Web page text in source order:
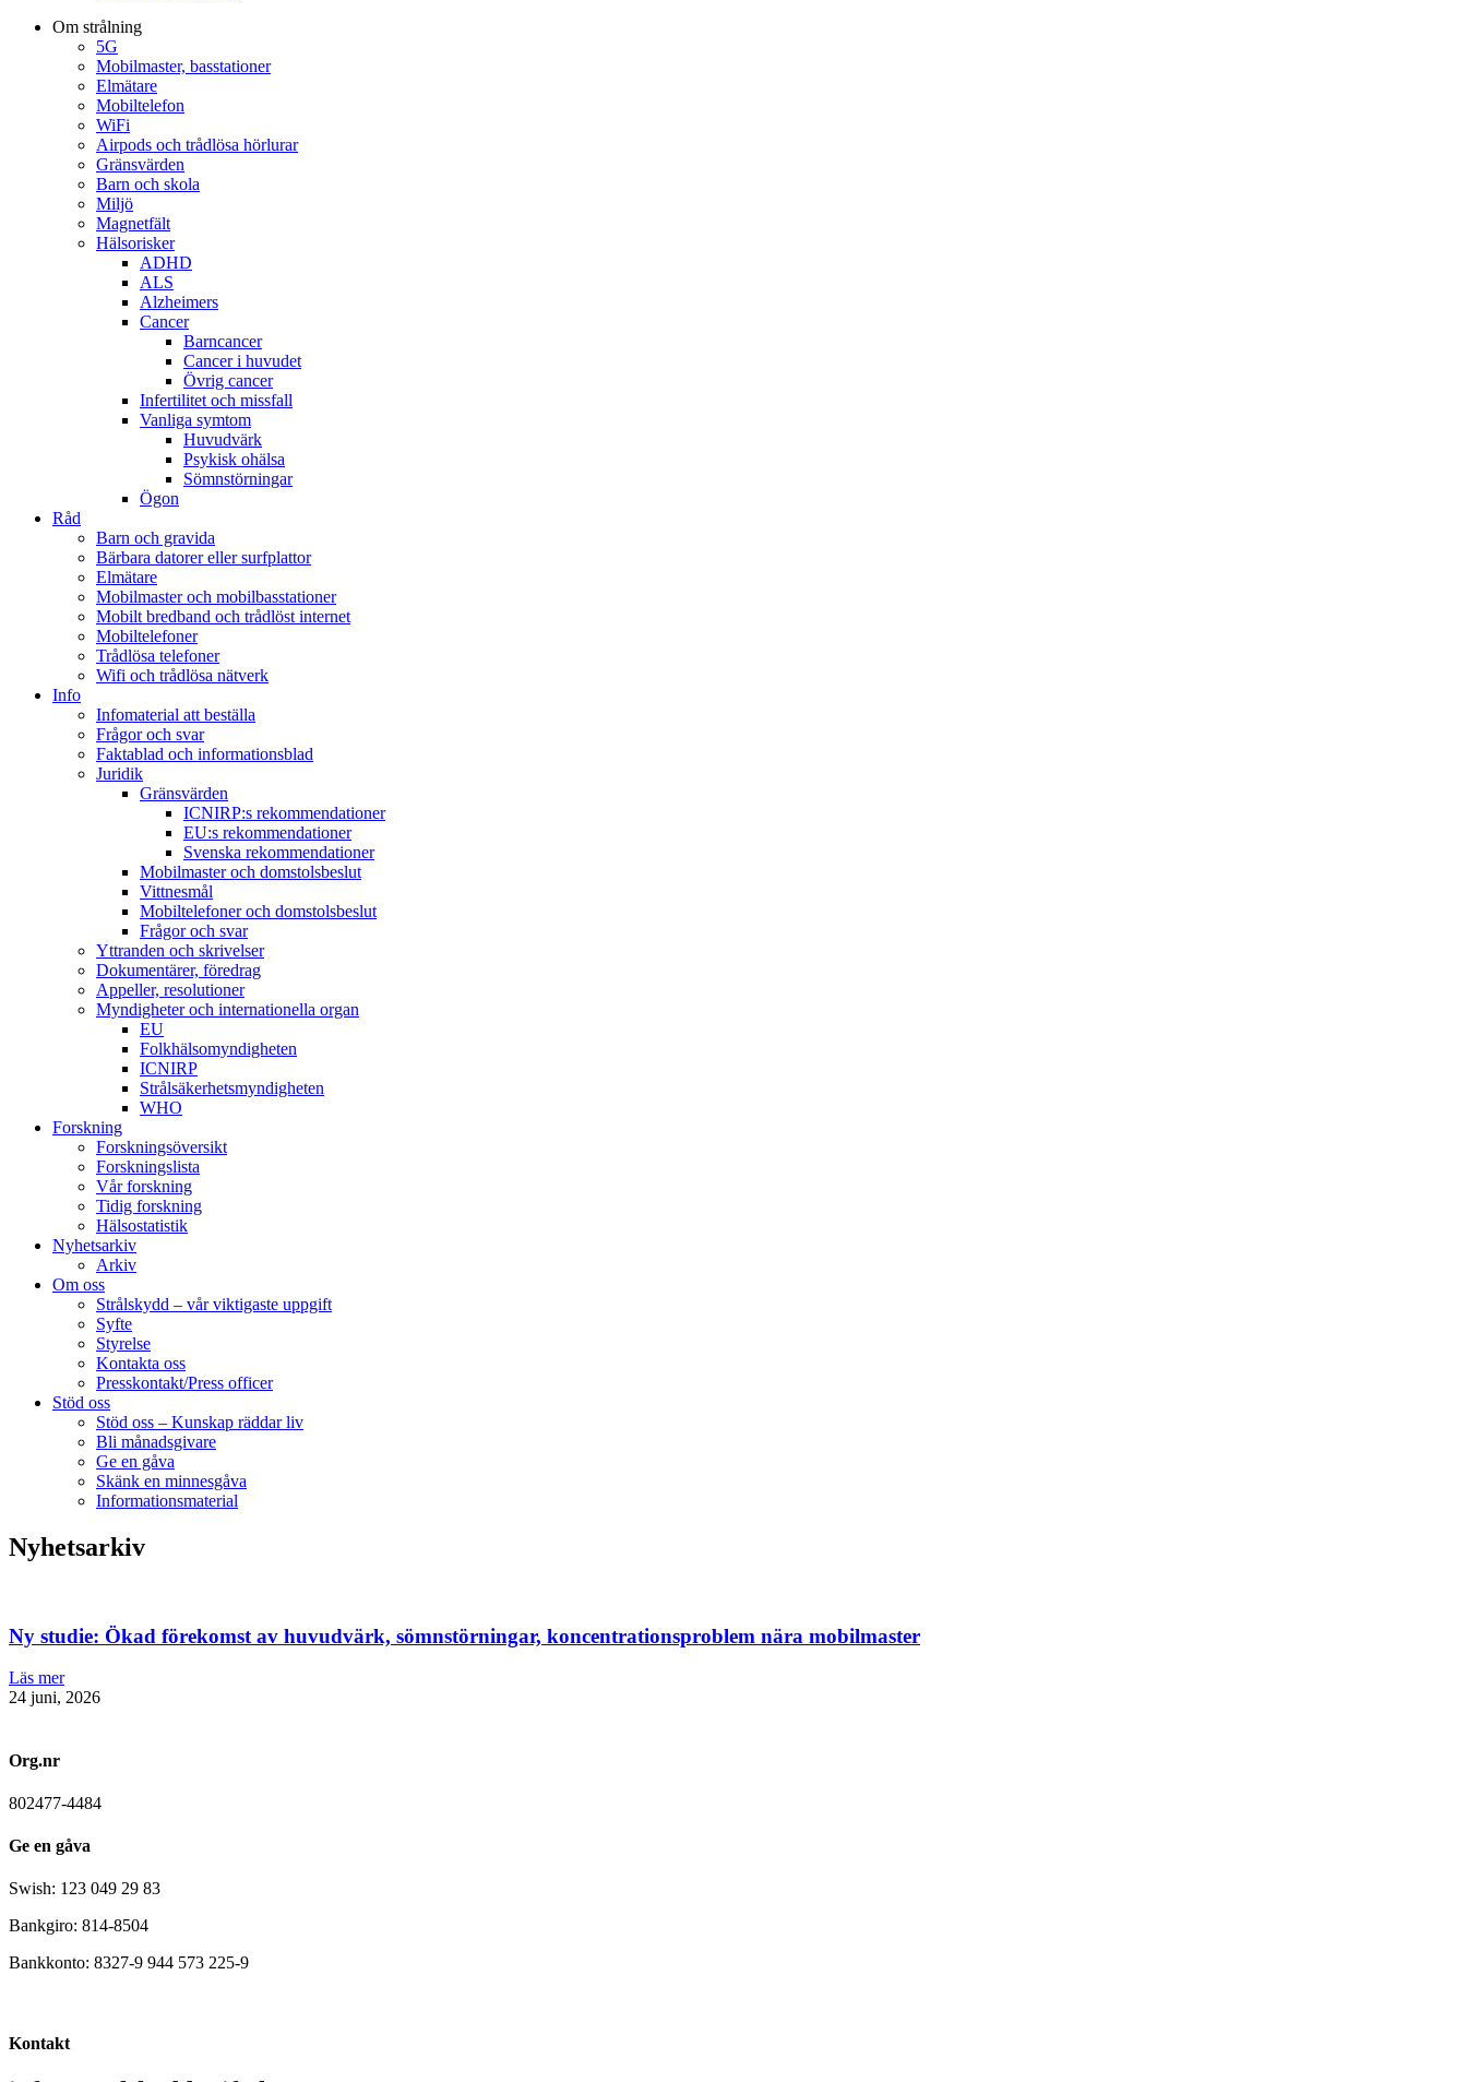
Om strålning
5G
Mobilmaster, basstationer
Elmätare
Mobiltelefon
WiFi
Airpods och trådlösa hörlurar
Gränsvärden
Barn och skola
Miljö
Magnetfält
Hälsorisker
ADHD
ALS
Alzheimers
Cancer
Barncancer
Cancer i huvudet
Övrig cancer
Infertilitet och missfall
Vanliga symtom
Huvudvärk
Psykisk ohälsa
Sömnstörningar
Ögon
Råd
Barn och gravida
Bärbara datorer eller surfplattor
Elmätare
Mobilmaster och mobilbasstationer
Mobilt bredband och trådlöst internet
Mobiltelefoner
Trådlösa telefoner
Wifi och trådlösa nätverk
Info
Infomaterial att beställa
Frågor och svar
Faktablad och informationsblad
Juridik
Gränsvärden
ICNIRP:s rekommendationer
EU:s rekommendationer
Svenska rekommendationer
Mobilmaster och domstolsbeslut
Vittnesmål
Mobiltelefoner och domstolsbeslut
Frågor och svar
Yttranden och skrivelser
Dokumentärer, föredrag
Appeller, resolutioner
Myndigheter och internationella organ
EU
Folkhälsomyndigheten
ICNIRP
Strålsäkerhetsmyndigheten
WHO
Forskning
Forskningsöversikt
Forskningslista
Vår forskning
Tidig forskning
Hälsostatistik
Nyhetsarkiv
Arkiv
Om oss
Strålskydd – vår viktigaste uppgift
Syfte
Styrelse
Kontakta oss
Presskontakt/Press officer
Stöd oss
Stöd oss – Kunskap räddar liv
Bli månadsgivare
Ge en gåva
Skänk en minnesgåva
Informationsmaterial
Nyhetsarkiv
Ny studie: Ökad förekomst av huvudvärk, sömnstörningar, koncentrationsproblem nära mobilmaster
Läs mer
24 juni, 2026
Org.nr
802477-4484
Ge en gåva
Swish: 123 049 29 83
Bankgiro: 814-8504
Bankkonto: 8327-9 944 573 225-9
Kontakt